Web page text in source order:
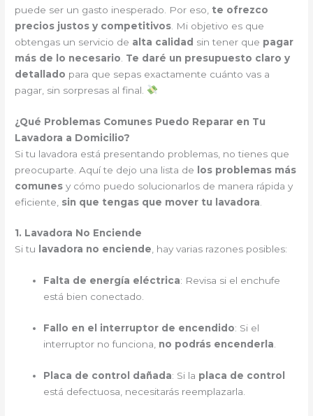
puede ser un gasto inesperado. Por eso, te ofrezco
precios justos y competitivos . Mi objetivo es que
obtengas un servicio de alta calidad sin tener que pagar
más de lo necesario Te daré un presupuesto claro y
detallado para que sepas exactamente cuánto vas a
pagar, sin sorpresas al final.
¿Qué Problemas Comunes Puedo Reparar en Tu
Lavadora a Domicilio?
Si tu lavadora está presentando problemas, no tienes que
preocuparte. Aquí te dejo una lista de los problemas más
comunes y cómo puedo solucionarlos de manera rápida y
eficiente, sin que tengas que mover tu lavadora
1. Lavadora No Enciende
Si tu
lavadora no enciende, hay varias razones posibles:
Falta de energía eléctrica: Revisa si el enchufe
está bien conectado.
Fallo en el interruptor de encendido: Si el
interruptor no funciona, no podrás encenderla
Placa de control dañada: Si la placa de control
está defectuosa, necesitarás reemplazarla.